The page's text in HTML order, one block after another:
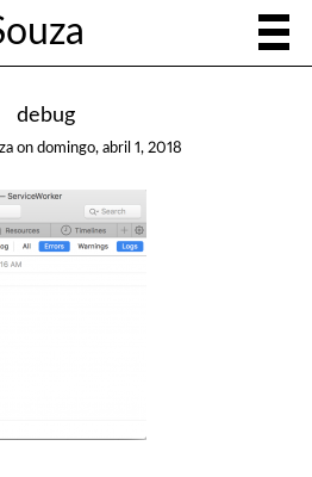
debug
on domingo, abril 1, 2018